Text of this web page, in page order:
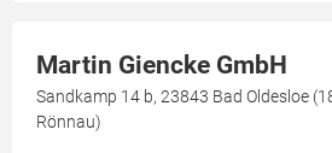
Martin Giencke GmbH
Sandkamp 14 b, 23843 Bad Oldesloe
Rönnau)